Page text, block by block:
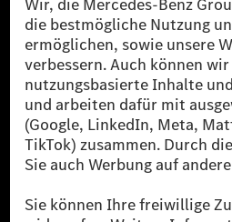
reduzierte CO₂-Emissionen bei der
zertifizierte Ausgleichsprojekte
[2] Renewable Charging ist ein integraler
Public in Europa, den USA, Kanada und
Ladestation noch kein Strom aus
verwendet Renewable Charging
sicher, dass für Ladevorgänge über
Strommenge aus erneuerbaren Energien
Sie stammen ausschließlich aus Wind-
als sechs Jahre sind.
* Inkl. EKOenergy Ökolabel
* Die angegebenen Werte wurden nach
Messverfahren WLTP (Worldwide